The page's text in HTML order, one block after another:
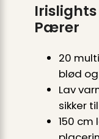
Pærer
20
blød
Lav
sikker
150 cm